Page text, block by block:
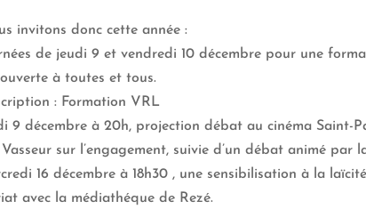
invitons donc cette année :
de jeudi 9 et vendredi 10 décembre pour une
à toutes et tous.
: Formation VRL
9 décembre à 20h, projection débat au cinéma Saint-
sur l’engagement, suivie d’un débat animé
16 décembre à 18h30 , une sensibilisation à la
avec la médiathéque de Rezé.